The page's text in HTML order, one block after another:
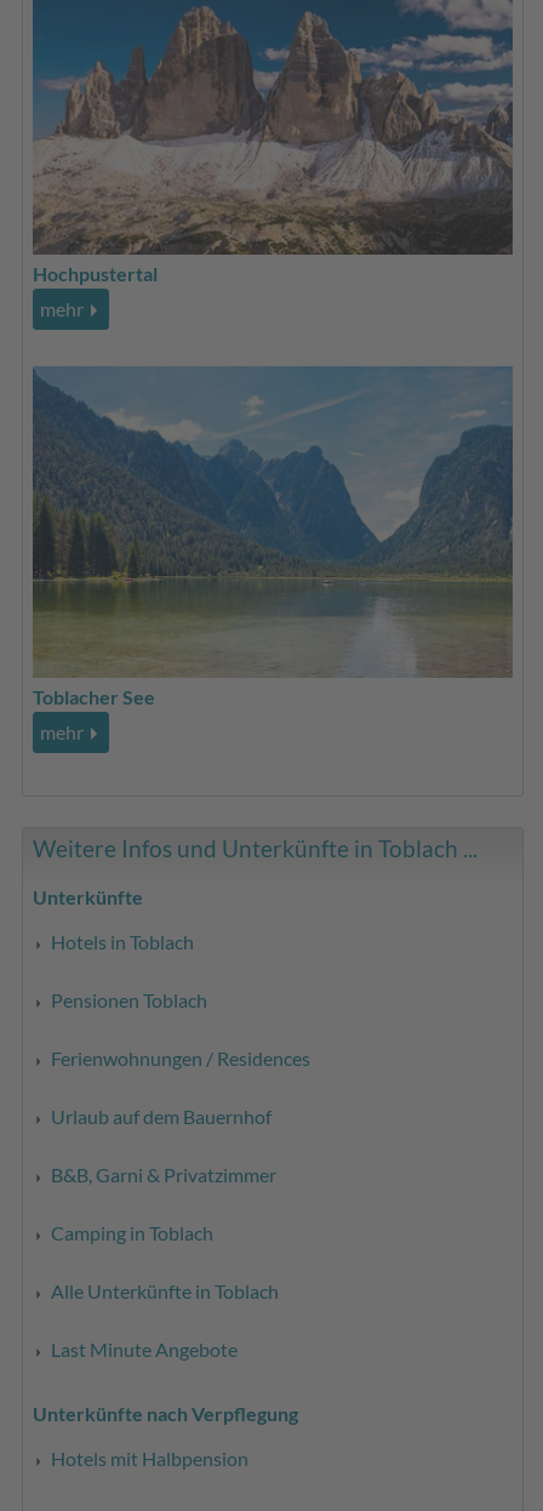
Hochpustertal
mehr
Toblacher See
mehr
Weitere Infos und Unterkünfte in Toblach ...
Unterkünfte
Hotels in Toblach
Pensionen Toblach
Ferienwohnungen / Residences
Urlaub auf dem Bauernhof
B&B, Garni & Privatzimmer
Camping in Toblach
Alle Unterkünfte in Toblach
Last Minute Angebote
Unterkünfte nach Verpflegung
Hotels mit Halbpension